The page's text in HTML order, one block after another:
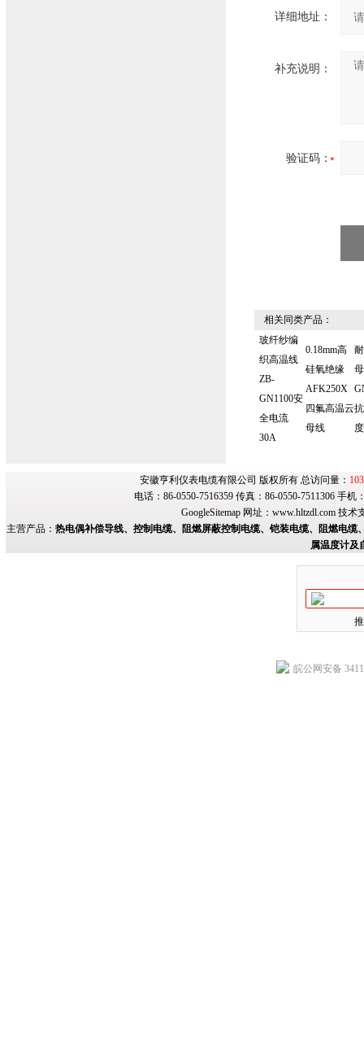
详细地址：
补充说明：
验证码：
相关同类产品：
玻纤纱编
织高温线
ZB-
GN1100安
全电流
30A
0.18mm高
硅氧绝缘
AFK250X
四氟高温云
母线
安徽亨利仪表电缆有限公司 版权所有 总访问量：
电话：86-0550-7516359 传真：86-0550-7511306 手
GoogleSitemap网址： www.hltzdl.com技术
主营产品： 热电偶补偿导线、控制电缆、阻燃屏蔽控制电缆、铠装电缆、阻燃电
属温度计及
皖公网安备